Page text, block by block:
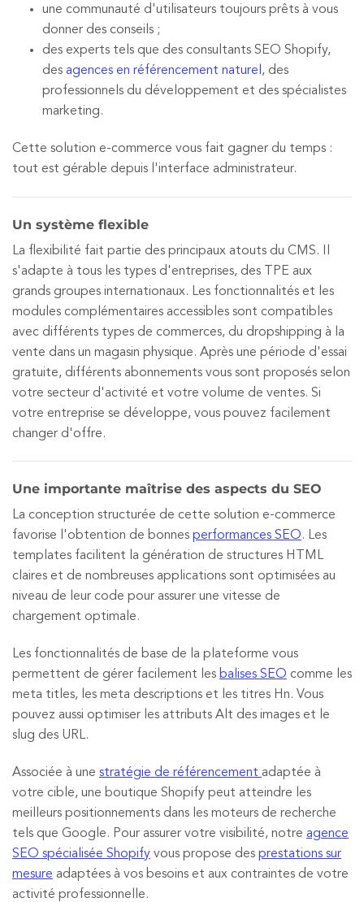
une communauté d'utilisateurs toujours prêts à vous
donner des conseils ;
des experts tels que des consultants SEO Shopify,
des agences en référencement naturel, des
professionnels du développement et des spécialistes
marketing.
Cette solution e-commerce vous fait gagner du temps :
tout est gérable depuis l'interface administrateur.
Un système flexible
La flexibilité fait partie des principaux atouts du CMS. Il
s'adapte à tous les types d'entreprises, des TPE aux
grands groupes internationaux. Les fonctionnalités et les
modules complémentaires accessibles sont compatibles
avec différents types de commerces, du dropshipping à la
vente dans un magasin physique. Après une période d'essai
gratuite, différents abonnements vous sont proposés selon
votre secteur d'activité et votre volume de ventes. Si
votre entreprise se développe, vous pouvez facilement
changer d'offre.
Une importante maîtrise des aspects du SEO
La conception structurée de cette solution e-commerce
favorise l'obtention de bonnes performances SEO. Les
templates facilitent la génération de structures HTML
claires et de nombreuses applications sont optimisées au
niveau de leur code pour assurer une vitesse de
chargement optimale.
Les fonctionnalités de base de la plateforme vous
permettent de gérer facilement les balises SEO comme les
meta titles, les meta descriptions et les titres Hn. Vous
pouvez aussi optimiser les attributs Alt des images et le
slug des URL.
Associée à une stratégie de référencement adaptée à
votre cible, une boutique Shopify peut atteindre les
meilleurs positionnements dans les moteurs de recherche
tels que Google. Pour assurer votre visibilité, notre agence
SEO spécialisée Shopify vous propose des prestations sur
mesure adaptées à vos besoins et aux contraintes de votre
activité professionnelle.